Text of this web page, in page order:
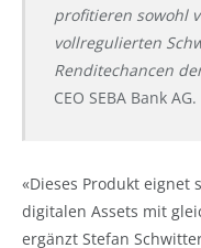
profitieren sowohl
vollregulierten
Renditechancen
CEO SEBA Bank AG.
«Dieses Produkt eignet
digitalen Assets mit
ergänzt Stefan